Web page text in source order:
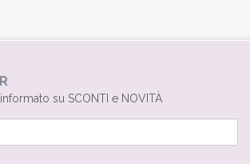
su SCONTI e NOVITÀ